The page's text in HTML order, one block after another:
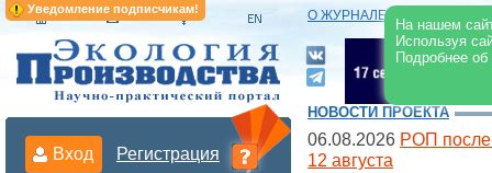
Уведомление подписчикам!
На нашем
Используя
Подробнее
О ЖУРНАЛЕ |
Вход Регистрация
НОВОСТИ ПРОЕКТА
06.08.2026 РОП после
12 августа